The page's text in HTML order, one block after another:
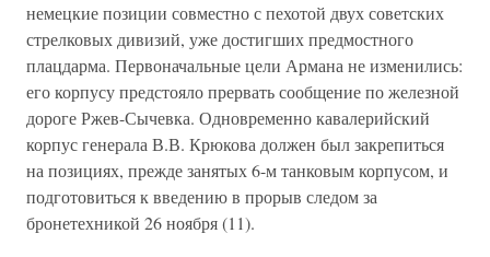
немецкие позиции совместно с пехотой двух советских
стрелковых дивизий, уже достигших предмостного
плацдарма. Первоначальные цели Армана не изменились:
его корпусу предстояло прервать сообщение по железной
дороге Ржев-Сычевка. Одновременно кавалерийский
корпус генерала В.В. Крюкова должен был закрепиться
на позициях, прежде занятых 6-м танковым корпусом, и
подготовиться к введению в прорыв следом за
бронетехникой 26 ноября (11).